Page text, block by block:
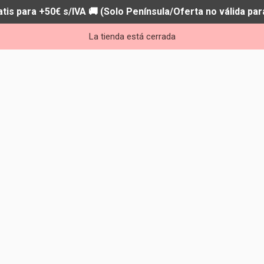
para +50€ s/IVA 🚚 (Solo Península/Oferta no válida
La tienda está cerrada